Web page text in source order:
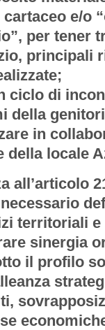
e/o
per tener
principali
ciclo di
della
in
della locale
all’articolo
territoriali
sinergia
il profilo